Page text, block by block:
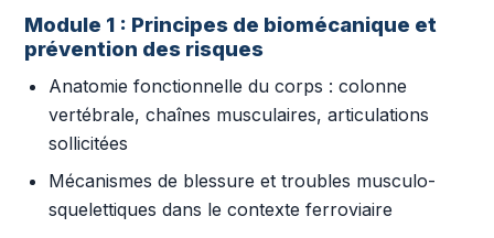
Module 1 : Principes de biomécanique et
prévention des risques
Anatomie fonctionnelle du corps : colonne
vertébrale, chaînes musculaires, articulations
sollicitées
Mécanismes de blessure et troubles musculo-
squelettiques dans le contexte ferroviaire